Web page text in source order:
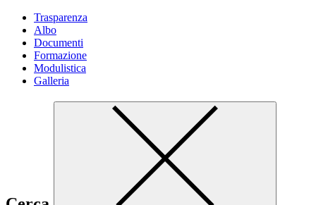
Trasparenza
Albo
Documenti
Formazione
Modulistica
Galleria